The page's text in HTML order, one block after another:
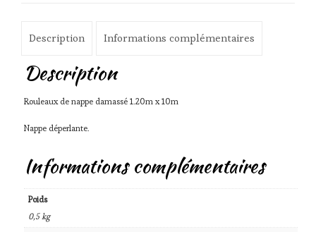
Description Informations complémentaires
Description
Rouleaux de nappe damassé 1.20m x 10m
Nappe déperlante.
Informations complémentaires
Poids
0,5 kg